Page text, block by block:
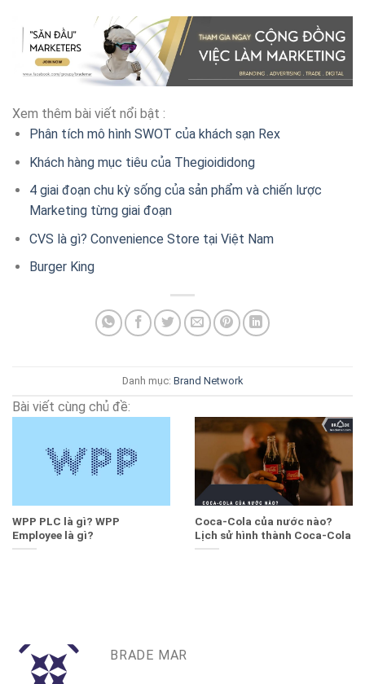
Xem thêm bài viết nổi bật :
Phân tích mô hình SWOT của khách sạn Rex
Khách hàng mục tiêu của Thegioididong
4 giai đoạn chu kỳ sống của sản phẩm và chiến lược
Marketing từng giai đoạn
CVS là gì? Convenience Store tại Việt Nam
Burger King
Danh mục: Brand Network
Bài viết cùng chủ đề:
WPP PLC là gì? WPP
Employee là gì?
Coca-Cola của nước nào?
Lịch sử hình thành Coca-Cola
BRADE MAR